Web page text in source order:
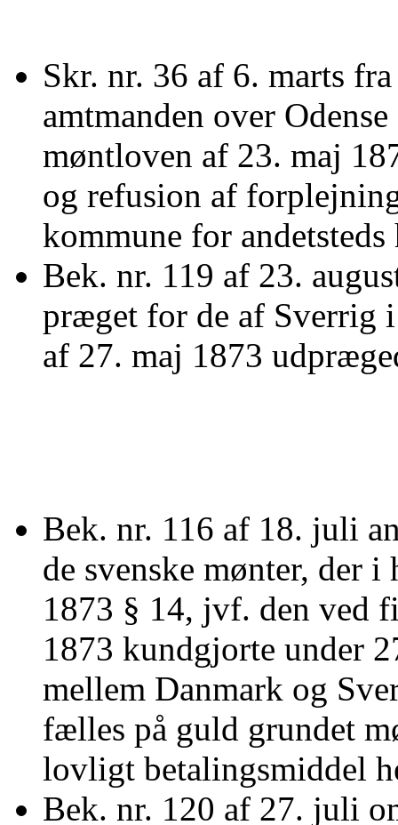
Skr. nr. 36 af 6. marts
amtmanden over
møntloven af 23. maj
og refusion af
kommune for
Bek. nr. 119 af 23.
præget for de af Sverrig
af 27. maj 1873
Bek. nr. 116 af 18. juli
de svenske mønter, der
1873 § 14, jvf. den ved
1873 kundgjorte under
mellem Danmark og
fælles på guld grundet
lovligt betalingsmiddel
Bek. nr. 120 af 27. juli